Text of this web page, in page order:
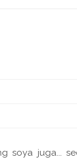
soya juga...